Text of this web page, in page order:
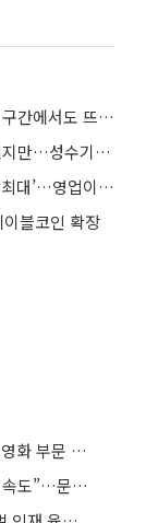
신한투자증권 "롯데관광개발, 레저업 소외 구간에서도 뜨거운 관심"
NH투자증권 "롯데관광개발, 1분기 부진했지만…성수기와 함께 호실적 전망"
롯데관광개발, 1분기 매출 1562억원 ‘사상 최대’…영업이익 121% 급증
이블코인 확장
'세계의 주인' 윤가은 감독, 벡델데이 2026 영화 부문 벡델리안 감독 선정
문체부 “예술인 안전망 강화·K컬처 세계화 속도”…문화강국 청사진 제시